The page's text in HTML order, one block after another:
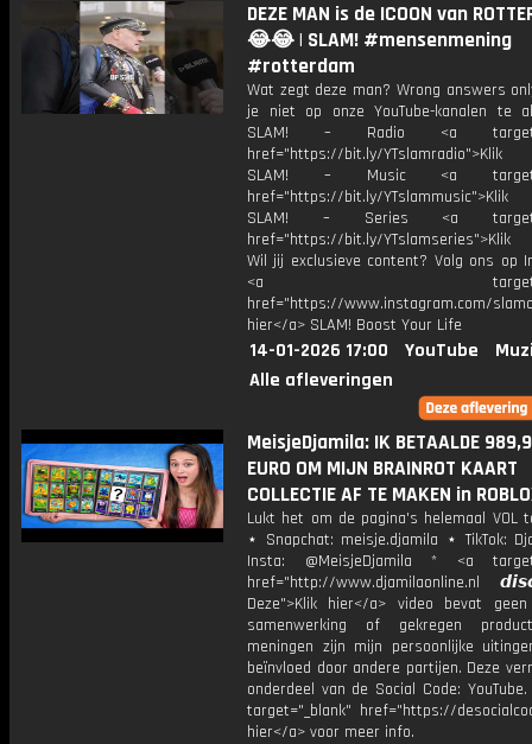
DEZE MAN is de ICOON van
😂😂 | SLAM! #mensenmening
#rotterdam
Wat zegt deze man? Wrong answers
je niet op onze YouTube-kanalen te
SLAM! – Radio <a
href="https://bit.ly/
SLAM! – Music <a
href="https://bit.ly/
SLAM! – Series <a
href="https://bit.ly/
Wil jij exclusieve content? Volg ons op
<a
href="https://www.instagram.com/
hier</a> SLAM! Boost Your Life
14-01-2026 17:00 YouTube
Alle afleveringen
MeisjeDjamila: IK BETAALDE
EURO OM MIJN BRAINROT KAART
COLLECTIE AF TE MAKEN in
Lukt het om de pagina's helemaal VOL
⋆ Snapchat: meisje.djamila ⋆ TikTok:
Insta: @MeisjeDjamila * <a
href="http://www.djamilaonline.nl
Deze">Klik hier</a> video bevat
samenwerking of gekregen
meningen zijn mijn persoonlijke
beïnvloed door andere partijen. Deze
onderdeel van de Social Code:
target="_blank" href="https://
hier</a> voor meer info.